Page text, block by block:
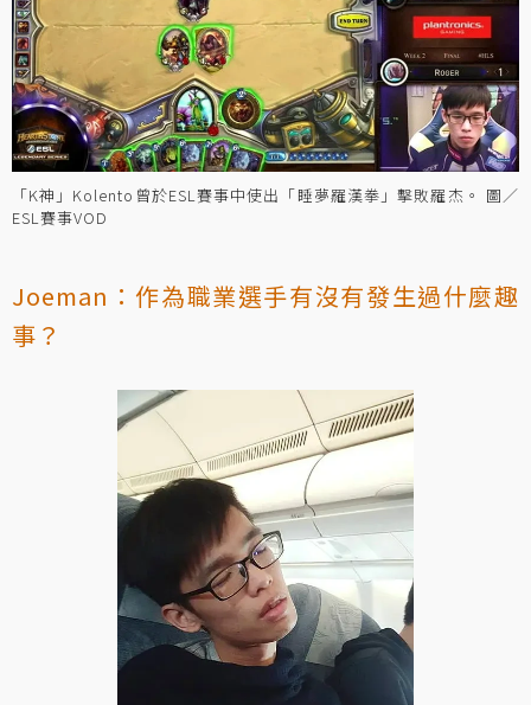
「K神」Kolento曾於ESL賽事中使出「睡夢羅漢拳」擊敗羅杰。 圖／
ESL賽事VOD
Joeman：作為職業選手有沒有發生過什麼趣
事？